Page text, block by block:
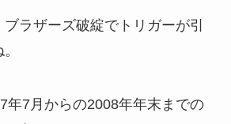
ラザーズ破綻でトリガーが引
年7月からの2008年年末までの